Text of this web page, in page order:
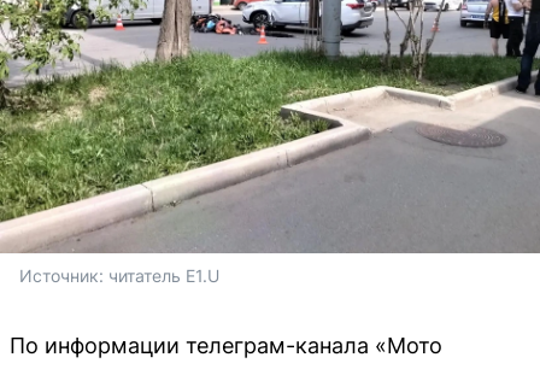
Источник: читатель E1.U
По информации телеграм-канала «Мото